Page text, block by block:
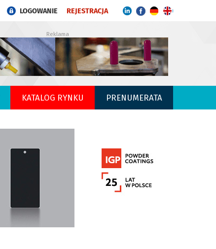
LOGOWANIE REJESTRACJA
Reklama
KATALOG RYNKU PRENUMERATA